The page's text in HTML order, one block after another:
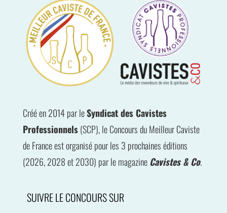
Créé en 2014 par leSyndicat des Cavistes
Professionnels(SCP), le Concours du Meilleur Caviste
de France est organisé pour les 3 prochaines éditions
(2026, 2028 et 2030) par le magazineCavistes & Co.
SUIVRE LE CONCOURS SUR